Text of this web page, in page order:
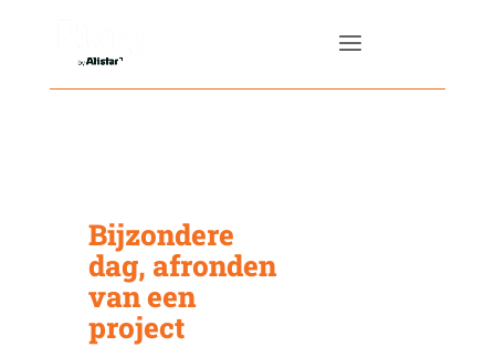
Bijzondere
dag, afronden
van een
project